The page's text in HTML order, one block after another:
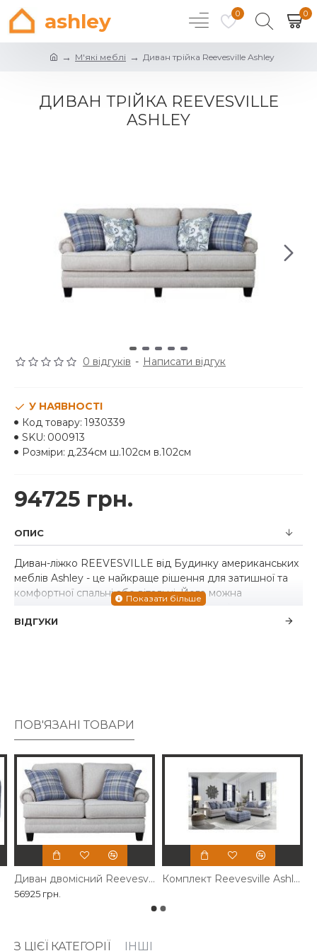
ashley 0 0
М'які меблі Диван трійка Reevesville Ashley
ДИВАН ТРІЙКА REEVESVILLE
ASHLEY
0 відгуків - Написати відгук
94725 грн.
У НАЯВНОСТІ
Код товару: 1930339
SKU: 000913
Розміри: д.234см ш.102см в.102см
ОПИС
Диван-ліжко REEVESVILLE від Будинку американських
меблів Ashley - це найкраще рішення для затишної та
комфортної спальні або вітальні. Його можна
використовувати як додаткове спальне місце при
прийомі гостей або родичів. Матеріал оббивки - міцна,
ВІДГУКИ
ПОВ'ЯЗАНІ ТОВАРИ
Диван двомісний Reevesville Ashley
56925 грн.
Комплект Reevesville Ashley
З ЦІЄЇ КАТЕГОРІЇ ІНШІ